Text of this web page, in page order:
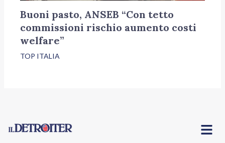
Buoni pasto, ANSEB “Con tetto
commissioni rischio aumento costi
welfare”
TOP ITALIA
Menu